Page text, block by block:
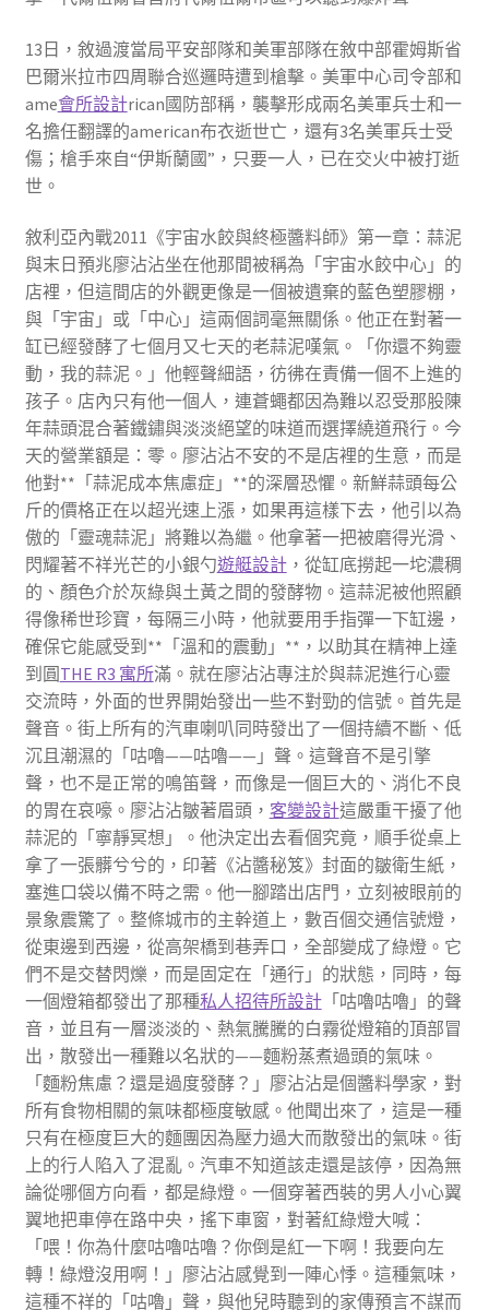
13日，敘過渡當局平安部隊和美軍部隊在敘中部霍姆斯省
巴爾米拉市四周聯合巡邏時遭到槍擊。美軍中心司令部和
ame會所設計rican國防部稱，襲擊形成兩名美軍兵士和一
名擔任翻譯的american布衣逝世亡，還有3名美軍兵士受
傷；槍手來自“伊斯蘭國”，只要一人，已在交火中被打逝
世。
敘利亞內戰2011《宇宙水餃與終極醬料師》第一章：蒜泥
與末日預兆廖沾沾坐在他那間被稱為「宇宙水餃中心」的
店裡，但這間店的外觀更像是一個被遺棄的藍色塑膠棚，
與「宇宙」或「中心」這兩個詞毫無關係。他正在對著一
缸已經發酵了七個月又七天的老蒜泥嘆氣。「你還不夠靈
動，我的蒜泥。」他輕聲細語，彷彿在責備一個不上進的
孩子。店內只有他一個人，連蒼蠅都因為難以忍受那股陳
年蒜頭混合著鐵鏽與淡淡絕望的味道而選擇繞道飛行。今
天的營業額是：零。廖沾沾不安的不是店裡的生意，而是
他對**「蒜泥成本焦慮症」**的深層恐懼。新鮮蒜頭每公
斤的價格正在以超光速上漲，如果再這樣下去，他引以為
傲的「靈魂蒜泥」將難以為繼。他拿著一把被磨得光滑、
閃耀著不祥光芒的小銀勺遊艇設計，從缸底撈起一坨濃稠
的、顏色介於灰綠與土黃之間的發酵物。這蒜泥被他照顧
得像稀世珍寶，每隔三小時，他就要用手指彈一下缸邊，
確保它能感受到**「溫和的震動」**，以助其在精神上達
到圓THE R3 寓所滿。就在廖沾沾專注於與蒜泥進行心靈
交流時，外面的世界開始發出一些不對勁的信號。首先是
聲音。街上所有的汽車喇叭同時發出了一個持續不斷、低
沉且潮濕的「咕嚕——咕嚕——」聲。這聲音不是引擎
聲，也不是正常的鳴笛聲，而像是一個巨大的、消化不良
的胃在哀嚎。廖沾沾皺著眉頭， 客變設計這嚴重干擾了他
蒜泥的「寧靜冥想」。他決定出去看個究竟，順手從桌上
拿了一張髒兮兮的，印著《沾醬秘笈》封面的皺衛生紙，
塞進口袋以備不時之需。他一腳踏出店門，立刻被眼前的
景象震驚了。整條城市的主幹道上，數百個交通信號燈，
從東邊到西邊，從高架橋到巷弄口，全部變成了綠燈。它
們不是交替閃爍，而是固定在「通行」的狀態，同時，每
一個燈箱都發出了那種私人招待所設計「咕嚕咕嚕」的聲
音，並且有一層淡淡的、熱氣騰騰的白霧從燈箱的頂部冒
出，散發出一種難以名狀的——麵粉蒸煮過頭的氣味。
「麵粉焦慮？還是過度發酵？」廖沾沾是個醬料學家，對
所有食物相關的氣味都極度敏感。他聞出來了，這是一種
只有在極度巨大的麵團因為壓力過大而散發出的氣味。街
上的行人陷入了混亂。汽車不知道該走還是該停，因為無
論從哪個方向看，都是綠燈。一個穿著西裝的男人小心翼
翼地把車停在路中央，搖下車窗，對著紅綠燈大喊：
「喂！你為什麼咕嚕咕嚕？你倒是紅一下啊！我要向左
轉！綠燈沒用啊！」廖沾沾感覺到一陣心悸。這種氣味，
這種不祥的「咕嚕」聲，與他兒時聽到的家傳預言不謀而